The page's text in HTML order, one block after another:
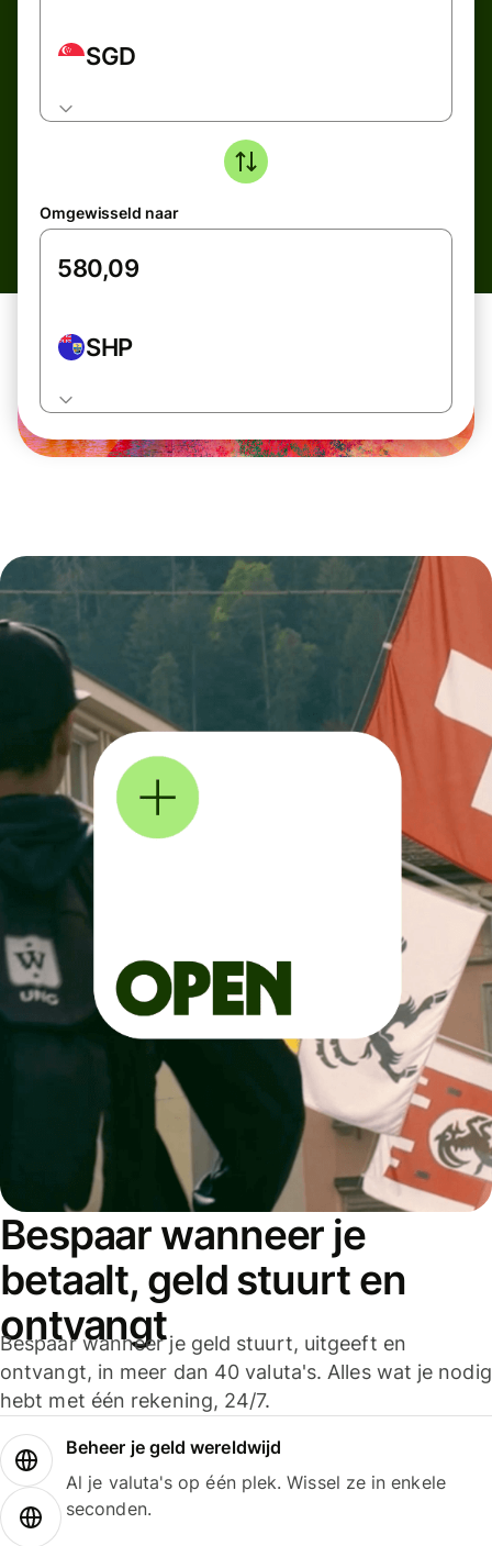
SGD
Omgewisseld naar
SHP
Bespaar wanneer je
betaalt, geld stuurt en
ontvangt
Bespaar wanneer je geld stuurt, uitgeeft en
ontvangt, in meer dan 40 valuta's. Alles wat je nodig
hebt met één rekening, 24/7.
Beheer je geld wereldwijd
Al je valuta's op één plek. Wissel ze in enkele
seconden.